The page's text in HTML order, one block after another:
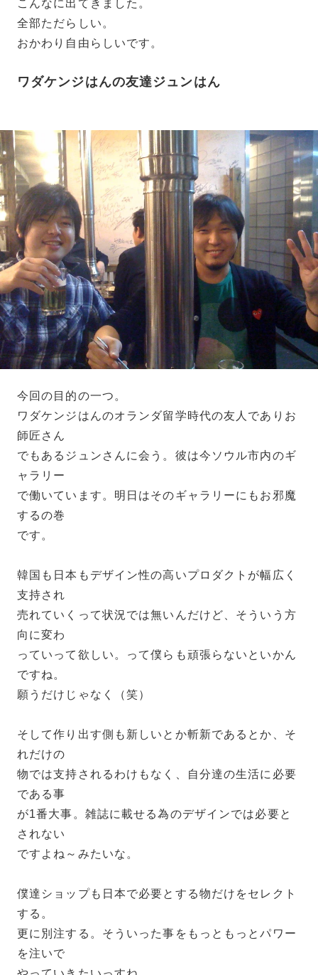
こんなに出てきました。
全部ただらしい。
おかわり自由らしいです。
ワダケンジはんの友達ジュンはん
今回の目的の一つ。
ワダケンジはんのオランダ留学時代の友人でありお
師匠さん
でもあるジュンさんに会う。彼は今ソウル市内のギ
ャラリー
で働いています。明日はそのギャラリーにもお邪魔
するの巻
です。
韓国も日本もデザイン性の高いプロダクトが幅広く
支持され
売れていくって状況では無いんだけど、そういう方
向に変わ
っていって欲しい。って僕らも頑張らないといかん
ですね。
願うだけじゃなく（笑）
そして作り出す側も新しいとか斬新であるとか、そ
れだけの
物では支持されるわけもなく、自分達の生活に必要
である事
が1番大事。雑誌に載せる為のデザインでは必要と
されない
ですよね～みたいな。
僕達ショップも日本で必要とする物だけをセレクト
する。
更に別注する。そういった事をもっともっとパワー
を注いで